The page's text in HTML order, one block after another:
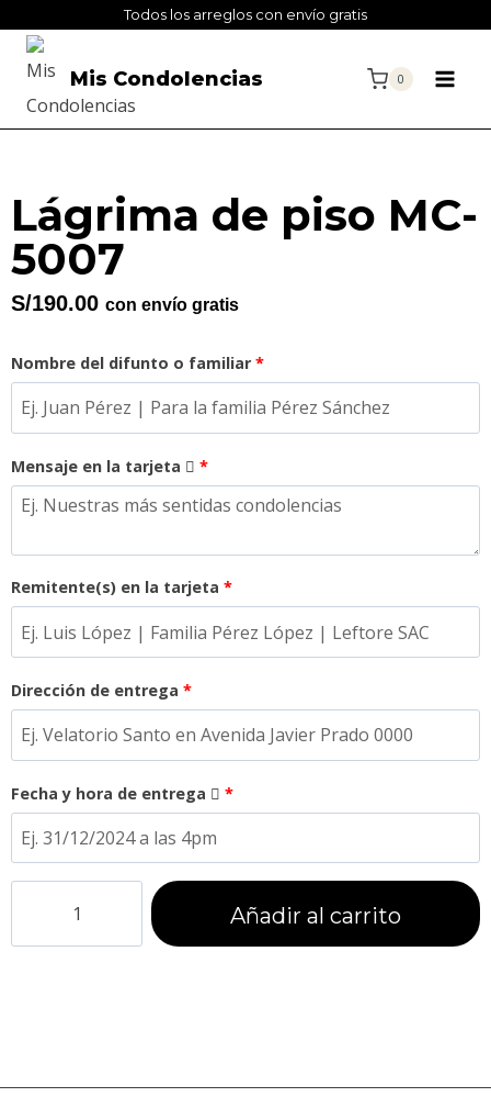
Todos los arreglos con envío gratis
Mis Condolencias 0
Lágrima de piso MC-
5007
S/190.00 con envío gratis
Nombre del difunto o familiar *
Mensaje en la tarjeta *
Remitente(s) en la tarjeta *
Dirección de entrega *
Fecha y hora de entrega *
Añadir al carrito